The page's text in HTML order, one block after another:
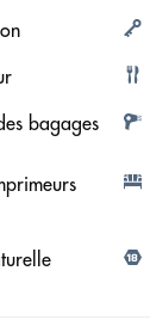
bagages